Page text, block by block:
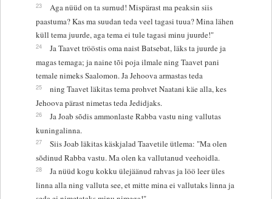
23
Aga nüüd on ta surnud! Mispärast ma peaksin siis
paastuma? Kas ma suudan teda veel tagasi tuua? Mina lähen
küll tema juurde, aga tema ei tule tagasi minu juurde!"
24
Ja Taavet trööstis oma naist Batsebat, läks ta juurde ja
magas temaga; ja naine tõi poja ilmale ning Taavet pani
temale nimeks Saalomon. Ja Jehoova armastas teda
25
ning Taavet läkitas tema prohvet Naatani käe alla, kes
Jehoova pärast nimetas teda Jedidjaks.
26
Ja Joab sõdis ammonlaste Rabba vastu ning vallutas
kuningalinna.
27
Siis Joab läkitas käskjalad Taavetile ütlema: "Ma olen
sõdinud Rabba vastu. Ma olen ka vallutanud veehoidla.
28
Ja nüüd kogu kokku ülejäänud rahvas ja löö leer üles
linna alla ning valluta see, et mitte mina ei vallutaks linna ja